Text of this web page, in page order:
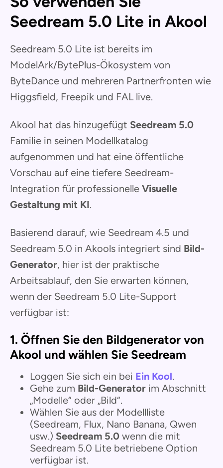
Seedream 5.0 Lite in Akool
Seedream 5.0 Lite ist bereits im
ModelArk/BytePlus-Ökosystem von
ByteDance und mehreren Partnerfronten wie
Higgsfield, Freepik und FAL live.
Akool hat das hinzugefügt Seedream 5.0
Familie in seinen Modellkatalog
aufgenommen und hat eine öffentliche
Vorschau auf eine tiefere Seedream-
Integration für professionelle Visuelle
Gestaltung mit KI.
Basierend darauf, wie Seedream 4.5 und
Seedream 5.0 in Akools integriert sind Bild-
Generator, hier ist der praktische
Arbeitsablauf, den Sie erwarten können,
wenn der Seedream 5.0 Lite-Support
verfügbar ist:
1. Öffnen Sie den Bildgenerator von
Akool und wählen Sie Seedream
Loggen Sie sich ein bei Ein Kool.
Gehe zum Bild-Generator im Abschnitt
„Modelle“ oder „Bild“.
Wählen Sie aus der Modellliste
(Seedream, Flux, Nano Banana, Qwen
usw.) Seedream 5.0 wenn die mit
Seedream 5.0 Lite betriebene Option
verfügbar ist.